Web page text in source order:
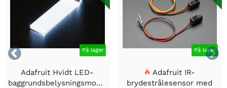

 På lager
Adafruit Hvidt LED-
baggrundsbelysningsmodul
På lager
Adafruit IR-
brydestrålesensor med